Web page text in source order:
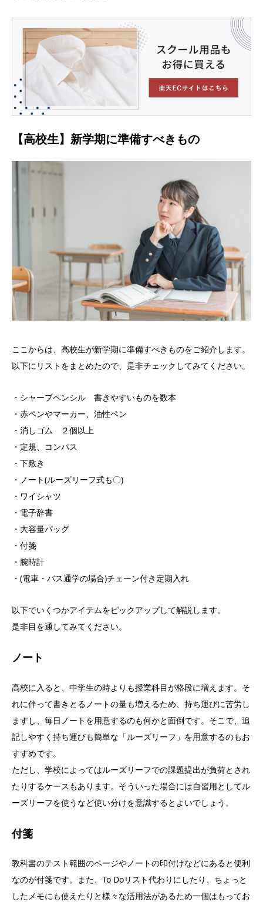
【高校生】新学期に準備すべきもの
ここからは、高校生が新学期に準備すべきものをご紹介します。
以下にリストをまとめたので、是非チェックしてみてください。
・シャープペンシル 書きやすいものを数本
・赤ペンやマーカー、油性ペン
・消しゴム ２個以上
・定規、コンパス
・下敷き
・ノート(ルーズリーフ式も〇)
・ワイシャツ
・電子辞書
・大容量バッグ
・付箋
・腕時計
・(電車・バス通学の場合)チェーン付き定期入れ
以下でいくつかアイテムをピックアップして解説します。
是非目を通してみてください。
ノート
高校に入ると、中学生の時よりも授業科目が格段に増えます。そ
れに伴って書きとるノートの量も増えるため、持ち運びに苦労し
ますし、毎日ノートを用意するのも何かと面倒です。そこで、追
記しやすく持ち運びも簡単な「ルーズリーフ」を用意するのもお
すすめです。
ただし、学校によってはルーズリーフでの課題提出が負荷とされ
たりするケースもあります。そういった場合には自習用としてル
ーズリーフを使うなど使い分けを意識するとよいでしょう。
付箋
教科書のテスト範囲のページやノートの印付けなどにあると便利
なのが付箋です。また、To Doリスト代わりにしたり、ちょっと
したメモにも使えたりと様々な活用法があるため一個はもってお